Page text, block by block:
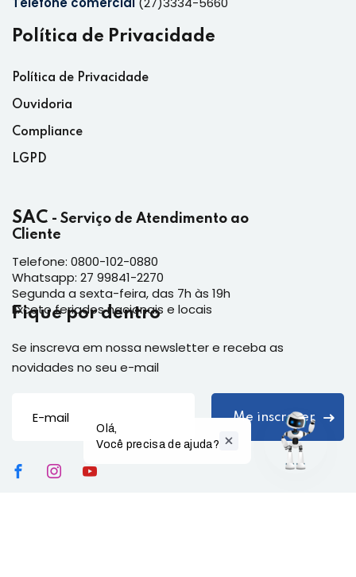
Olá,
Você precisa de ajuda?
Política de Privacidade
Política de Privacidade
Ouvidoria
Compliance
LGPD
SAC - Serviço de Atendimento ao
Cliente
Telefone: 0800-102-0880
Whatsapp: 27 99841-2270
Segunda a sexta-feira, das 7h às 19h
Exceto feriados nacionais e locais
Fique por dentro
Se inscreva em nossa newsletter e receba as
novidades no seu e-mail